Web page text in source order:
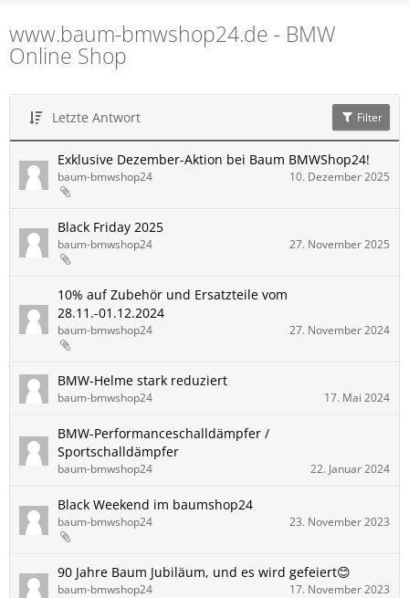
www.baum-bmwshop24.de - BMW
Online Shop
Letzte Antwort Filter
Exklusive Dezember-Aktion bei Baum BMWShop24!
baum-bmwshop24 10. Dezember 2025
Black Friday 2025
baum-bmwshop24 27. November 2025
10% auf Zubehör und Ersatzteile vom
28.11.-01.12.2024
baum-bmwshop24 27. November 2024
BMW-Helme stark reduziert
baum-bmwshop24 17. Mai 2024
BMW-Performanceschalldämpfer /
Sportschalldämpfer
baum-bmwshop24 22. Januar 2024
Black Weekend im baumshop24
baum-bmwshop24 23. November 2023
90 Jahre Baum Jubiläum, und es wird gefeiert😊
baum-bmwshop24 17. November 2023